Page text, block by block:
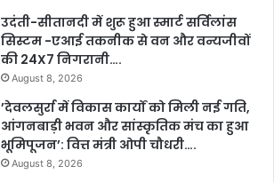
उदंती-सीतानदी में शुरू हुआ स्मार्ट सर्विलांस
सिस्टम -एआई तकनीक से वन और वन्यजीवों
की 24X7 निगरानी….
August 8, 2026
’देवलसुर्रा में विकास कार्यों को मिली नई गति,
आंगनबाड़ी भवन और सांस्कृतिक मंच का हुआ
भूमिपूजन’: वित्त मंत्री ओपी चौधरी….
August 8, 2026